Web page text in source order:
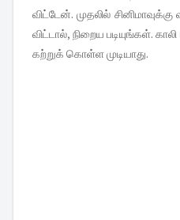
விட்டேன். முதலில்
விட்டால், நிறைய படியுங்கள்.
கற்றுக் கொள்ள முடியாது.